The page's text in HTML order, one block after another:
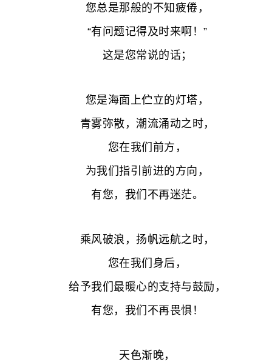
您总是那般的不知疲倦，
“有问题记得及时来啊！”
这是您常说的话；
您是海面上伫立的灯塔，
青雾弥散，潮流涌动之时，
您在我们前方，
为我们指引前进的方向，
有您，我们不再迷茫。
乘风破浪，扬帆远航之时，
您在我们身后，
给予我们最暖心的支持与鼓励，
有您，我们不再畏惧！
天色渐晚，